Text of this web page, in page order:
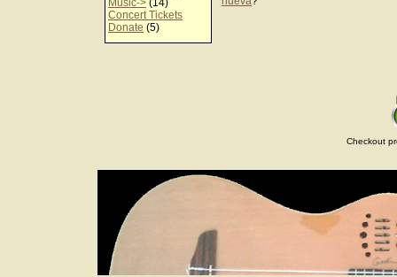
Music-> (14)
Concert Tickets
Donate (5)
Checkout